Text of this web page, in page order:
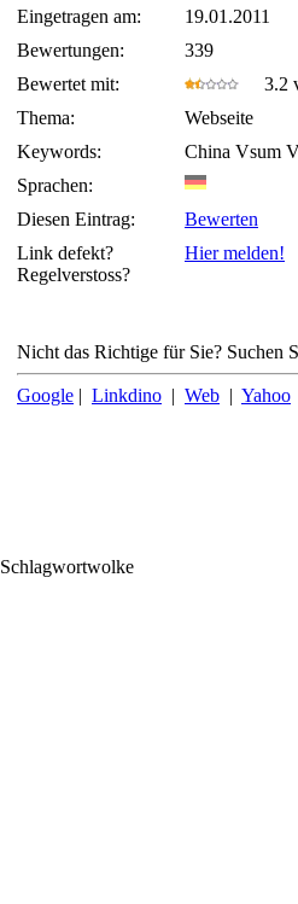
Eingetragen am:
19.01.2011
Bewertungen:
339
Bewertet mit:
3.2
Thema:
Webseite
Keywords:
China Vsum
Sprachen:
Diesen Eintrag:
Bewerten
Link defekt?
Regelverstoss?
Hier melden!
Nicht das Richtige für Sie? Suchen
Google | Linkdino | Web | Yahoo
Schlagwortwolke